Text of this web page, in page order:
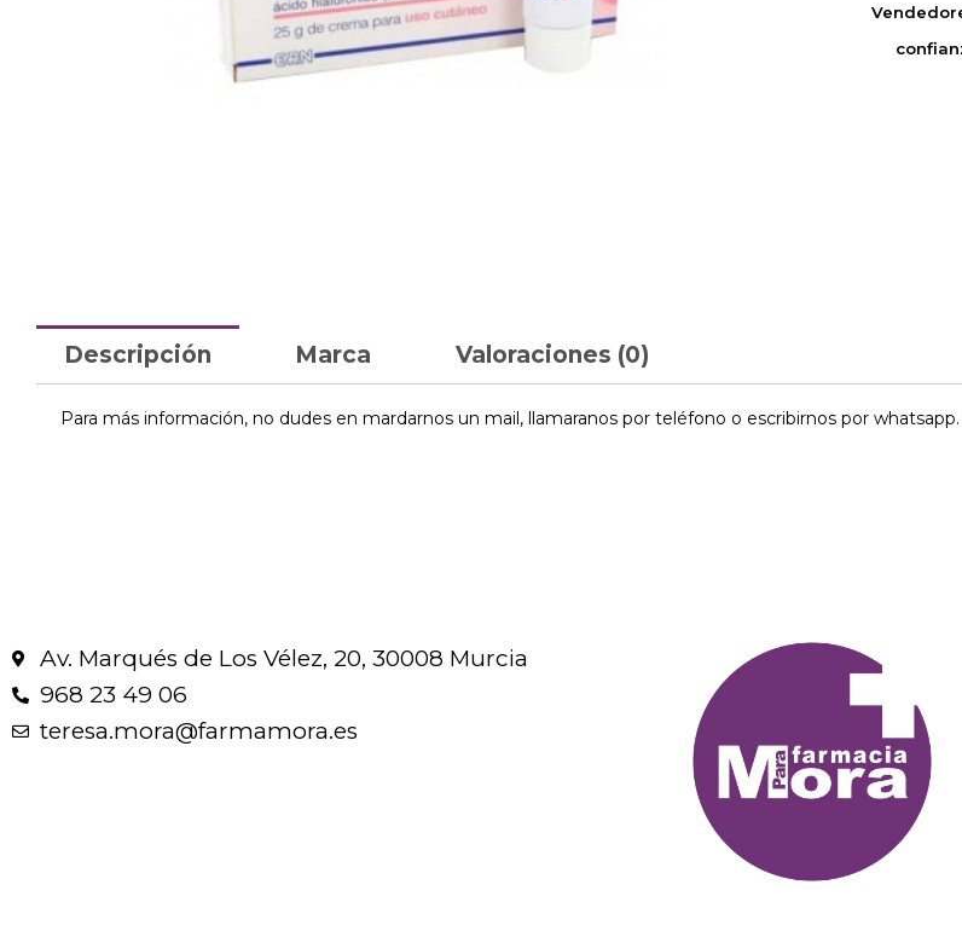
Descripción Marca Valoraciones (0)
Para más información, no dudes en mardarnos un mail, llamaranos por teléfono o escribirnos por
Av. Marqués de Los Vélez, 20, 30008 Murcia
968 23 49 06
teresa.mora@farmamora.es